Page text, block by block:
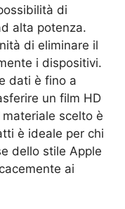
di
alta potenza.
di eliminare il
i dispositivi.
dati è fino a
un film HD
scelto è
è ideale per chi
dello stile Apple
ai